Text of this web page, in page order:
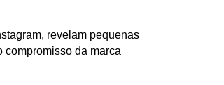
revelam pequenas
compromisso da marca